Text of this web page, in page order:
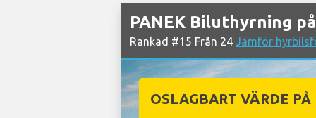
PANEK Biluthyrning
Rankad #15 Från 24 Jämför
OSLAGBART VÄRDE